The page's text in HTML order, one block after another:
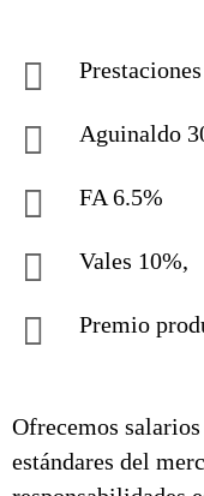
Aguinaldo
FA 6.5%
Vales 10%,
Premio
Ofrecemos
estándares del